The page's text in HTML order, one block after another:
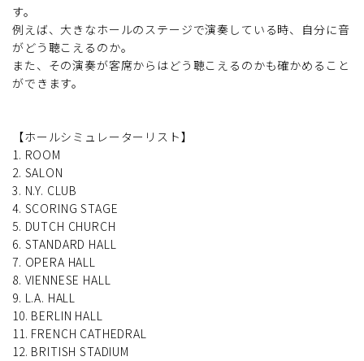
す。
例えば、大きなホールのステージで演奏している時、自分に音
がどう聴こえるのか。
また、その演奏が客席からはどう聴こえるのかも確かめること
ができます。
【ホールシミュレーターリスト】
1. ROOM
2. SALON
3. N.Y. CLUB
4. SCORING STAGE
5. DUTCH CHURCH
6. STANDARD HALL
7. OPERA HALL
8. VIENNESE HALL
9. L.A. HALL
10. BERLIN HALL
11. FRENCH CATHEDRAL
12. BRITISH STADIUM